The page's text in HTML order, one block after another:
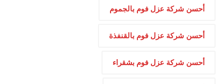
أحسن شركة عزل فوم بالجموم
أحسن شركة عزل فوم بالقنفذة
أحسن شركة عزل فوم بشقراء